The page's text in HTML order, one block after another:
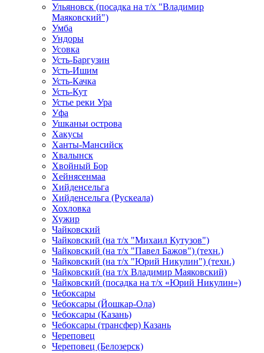
Ульяновск (посадка на т/х "Владимир
Маяковский")
Умба
Ундоры
Усовка
Усть-Баргузин
Усть-Ишим
Усть-Качка
Усть-Кут
Устье реки Ура
Уфа
Ушканьи острова
Хакусы
Ханты-Мансийск
Хвалынск
Хвойный Бор
Хейнясенмаа
Хийденсельга
Хийденсельга (Рускеала)
Хохловка
Хужир
Чайковский
Чайковский (на т/х "Михаил Кутузов")
Чайковский (на т/х "Павел Бажов") (техн.)
Чайковский (на т/х "Юрий Никулин") (техн.)
Чайковский (на т/х Владимир Маяковский)
Чайковский (посадка на т/х «Юрий Никулин»)
Чебоксары
Чебоксары (Йошкар-Ола)
Чебоксары (Казань)
Чебоксары (трансфер) Казань
Череповец
Череповец (Белозерск)